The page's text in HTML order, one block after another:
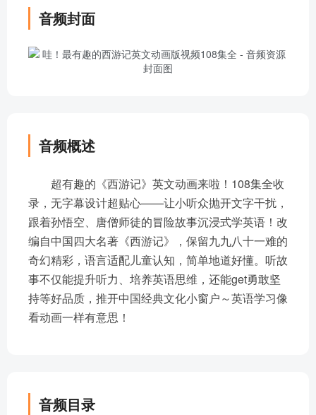
音频封面
音频概述
超有趣的《西游记》英文动画来啦！108集全收
录，无字幕设计超贴心——让小听众抛开文字干扰，
跟着孙悟空、唐僧师徒的冒险故事沉浸式学英语！改
编自中国四大名著《西游记》，保留九九八十一难的
奇幻精彩，语言适配儿童认知，简单地道好懂。听故
事不仅能提升听力、培养英语思维，还能get勇敢坚
持等好品质，推开中国经典文化小窗户～英语学习像
看动画一样有意思！
音频目录